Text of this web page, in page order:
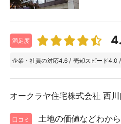
満足度
企業・社員の対応4.6 / 売却スピード4.0 /
オークラヤ住宅株式会社 西
口コミ
土地の価値などわか